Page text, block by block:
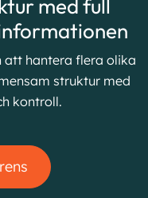
med full
att hantera flera olika
struktur med
kontroll.